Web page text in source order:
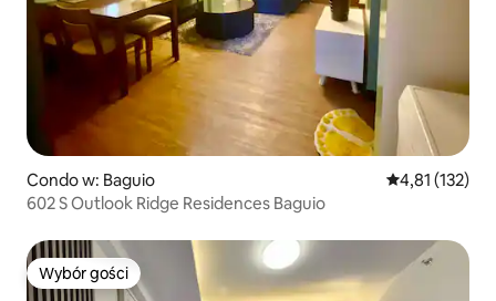
Condo w: Baguio Średnia
4,81 (132)
602 S Outlook Ridge Residences Baguio
Wybór gości
Wybór gości